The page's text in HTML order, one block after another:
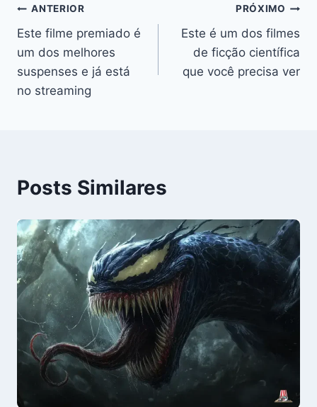
Navegação
de
Post
ANTERIOR
Este filme premiado é
um dos melhores
suspenses e já está
no streaming
PRÓXIMO
Este é um dos filmes
de ficção científica
que você precisa ver
Posts Similares